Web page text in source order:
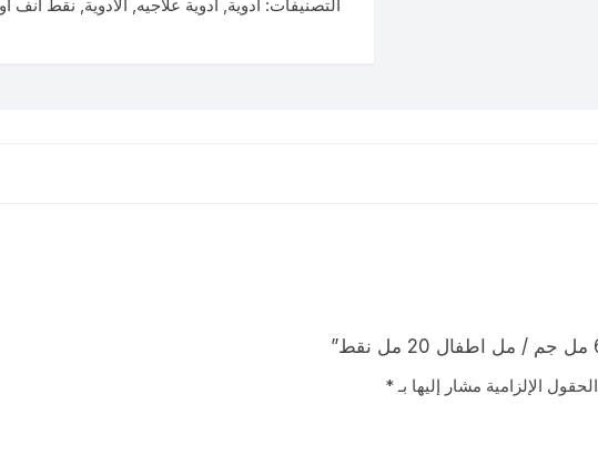
التصنيفات: ادوية, ادوية علاجيه, الادوية, نقط انف
الحقول الإلزامية مشار إليها بـ*